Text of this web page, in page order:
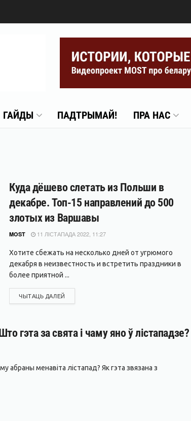
ГАЙДЫ ПАДТРЫМАЙ! ПРА НАС
Куда дёшево слетать из Польши в
декабре. Топ-15 направлений до 500
злотых из Варшавы
MOST 11 ЛІСТАПАДА 2022, 11:27
Хотите сбежать на несколько дней от угрюмого
декабря в неизвестность и встретить праздники в
более приятной ...
ЧЫТАЦЬ ДАЛЕЙ
гэта за свята і чаму яно ў лістападзе?
абраны менавіта лістапад? Як гэта звязана з